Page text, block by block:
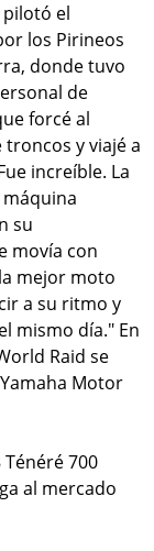
pilotó el
los Pirineos
donde tuvo
de
forcé al
y viajé a
increíble. La
su
movía con
mejor moto
a su ritmo y
mismo día." En
Raid se
Motor
700
al mercado